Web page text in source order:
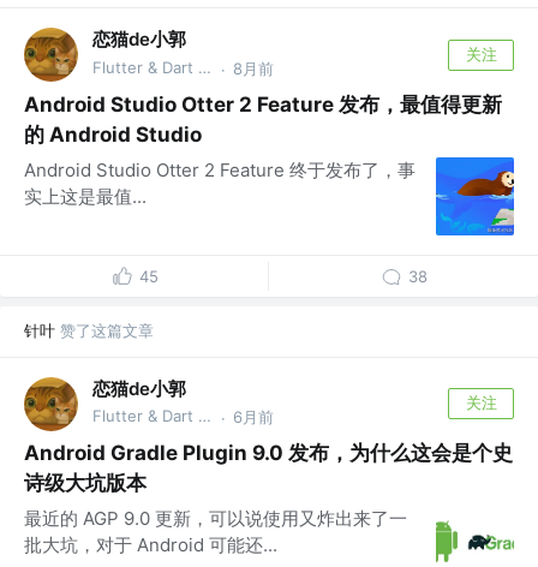
恋猫de小郭
Flutter & Dart GDE @🏆 掘金签约作者 · 8月前
关注
Android Studio Otter 2 Feature 发布，最值得更新
的 Android Studio
Android Studio Otter 2 Feature 终于发布了，事
实上这是最值...
45 38
针叶 赞了这篇文章
恋猫de小郭
Flutter & Dart GDE @🏆 掘金签约作者 · 6月前
关注
Android Gradle Plugin 9.0 发布，为什么这会是个史
诗级大坑版本
最近的 AGP 9.0 更新，可以说使用又炸出来了一
批大坑，对于 Android 可能还...